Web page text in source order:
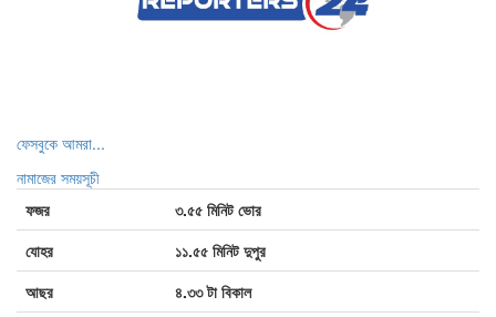
শেখ হাসিনাকে ভারত এই সুযোগ কেন দিল?
বাংলাদেশের নতুন আতঙ্ক সিনথেটিক মাদক
‘কুশ’ আসলে কি?
ফেসবুকে আমরা...
নামাজের সময়সূচী
ফজর
৩.৫৫ মিনিট ভোর
যোহর
১১.৫৫ মিনিট দুপুর
আছর
৪.৩৩ টা বিকাল